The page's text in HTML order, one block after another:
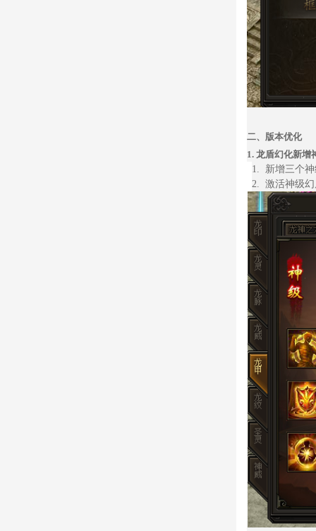
二、 版本优化
1. 龙盾幻化新增
1.
新增三个
2. 激活神级